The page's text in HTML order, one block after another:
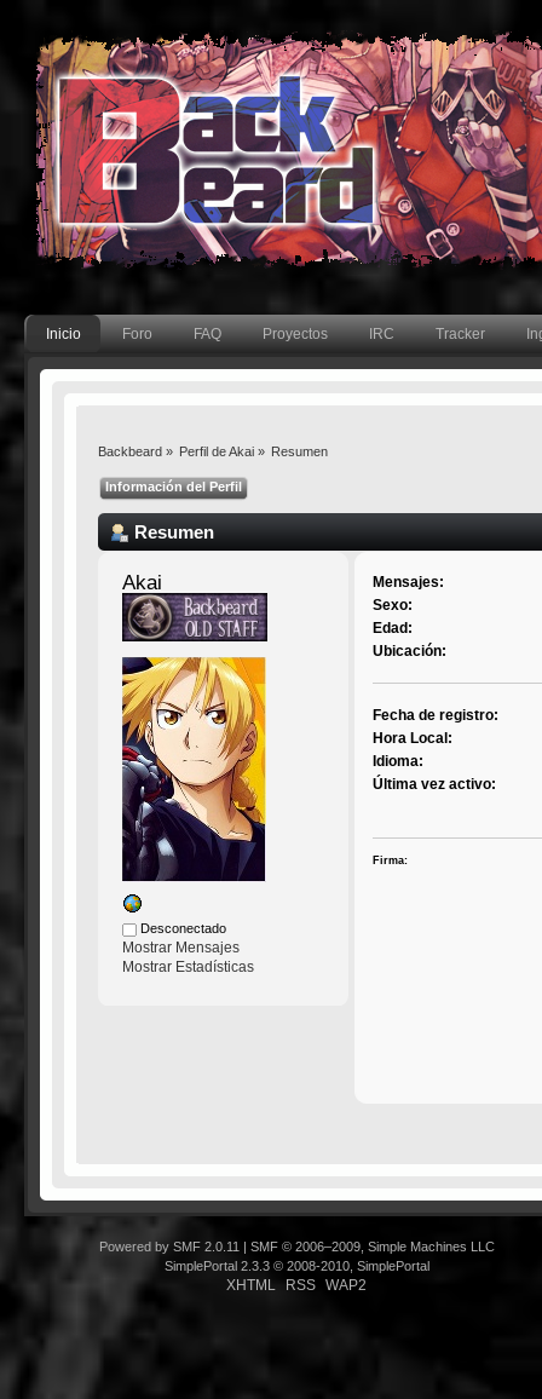
Inicio Foro FAQ Proyectos IRC Tracker
Backbeard» Perfil de Akai» Resumen
Información del Perfil
Resumen
Akai
Desconectado
Mostrar Mensajes
Mostrar Estadísticas
Mensajes:
Sexo:
Edad:
Ubicación:
Fecha de registro:
Hora Local:
Idioma:
Última vez activo:
Firma:
Powered by SMF 2.0.11
SMF © 2006–2009, Simple Machines LLC
SimplePortal 2.3.3 © 2008-2010, SimplePortal
XHTML RSS WAP2